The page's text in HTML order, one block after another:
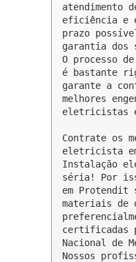
atendimento
eficiência e
prazo
garantia dos
O processo
é bastante
garante a
melhores
eletricistas
Contrate os
eletricista
Instalação
séria! Por
em Protendit
materiais de
certificadas
Nacional de
Nossos